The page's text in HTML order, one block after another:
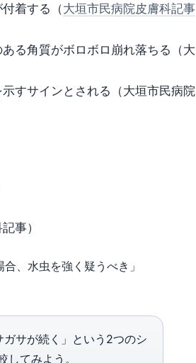
着する（大垣市民病院皮膚科記事
る角質がボロボロ崩れ落ちる（大
すサインとされる（大垣市民病院
事）
、水虫を強く疑うべき」
サが続く」という2つのシ
てみよう。